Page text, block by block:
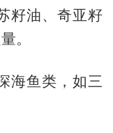
籽油、奇亚籽
。
海鱼类，如三